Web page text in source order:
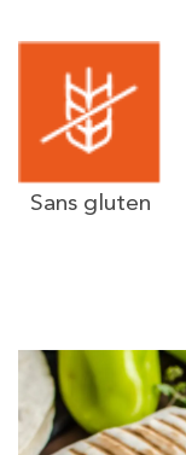
Sans gluten